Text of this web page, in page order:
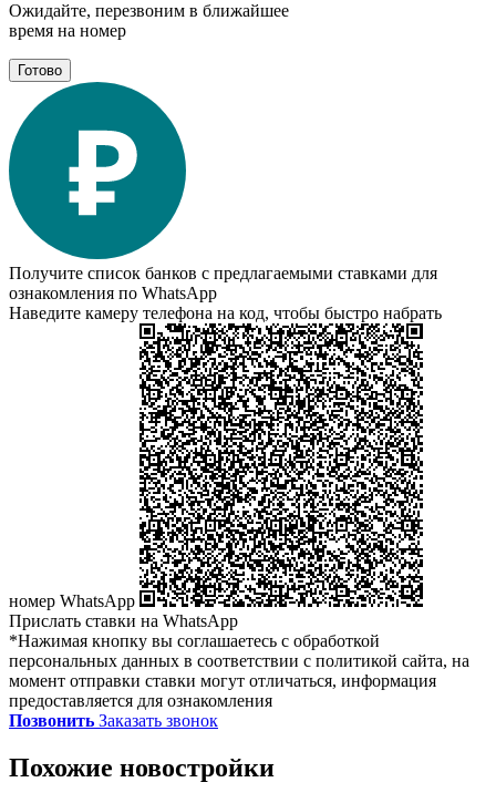
Ожидайте, перезвоним в ближайшее
время на номер
Готово
Получите список банков с предлагаемыми ставками для
ознакомления по WhatsApp
Наведите камеру телефона на код, чтобы быстро набрать
номер WhatsApp
Прислать ставки на WhatsApp
*Нажимая кнопку вы соглашаетесь с обработкой
персональных данных в соответствии с политикой сайта, на
момент отправки ставки могут отличаться, информация
предоставляется для ознакомления
Позвонить Заказать звонок
Похожие новостройки